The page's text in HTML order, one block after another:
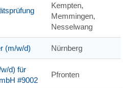
Kempten,
Memmingen,
Nesselwang
(m/w/d) Nürnberg
d) für
#9002
Pfronten